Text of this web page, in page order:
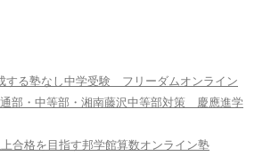
する塾なし中学受験 フリーダムオンライン
部・中等部・湘南藤沢中等部対策 慶應進学
合格を目指す邦学館算数オンライン塾